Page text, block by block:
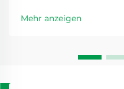
Mehr anzeigen